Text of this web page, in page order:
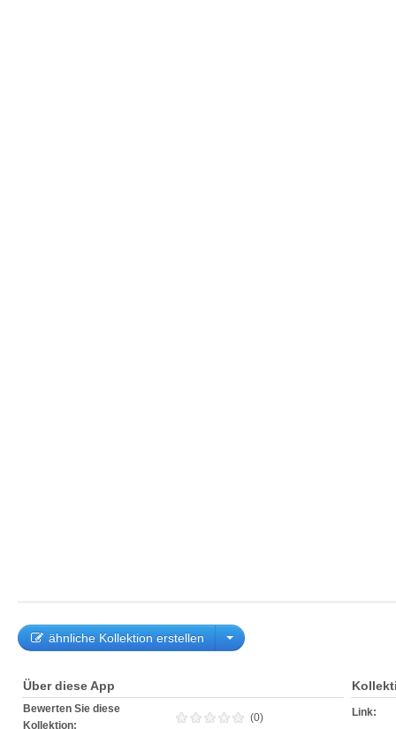
ähnliche Kollektion erstellen
Über diese App
Bewerten Sie diese
Kollektion:
(0) Link: